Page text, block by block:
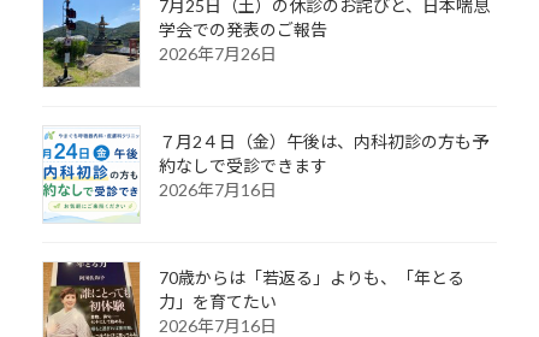
7月25日（土）の休診のお詫びと、日本喘息
学会での発表のご報告
2026年7月26日
７月2４日（金）午後は、内科初診の方も予
約なしで受診できます
2026年7月16日
70歳からは「若返る」よりも、「年とる
力」を育てたい
2026年7月16日